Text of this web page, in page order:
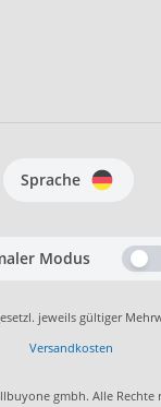
Sprache
Modus
jeweils gültiger
Versandkosten
gmbh. Alle Rechte